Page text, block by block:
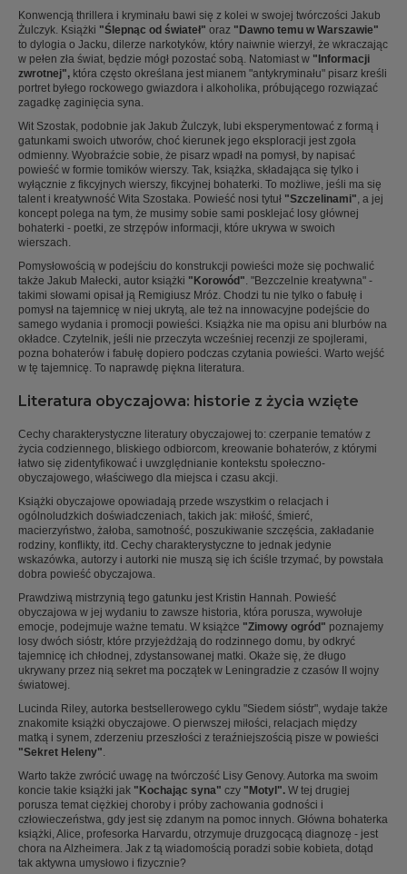
Konwencją thrillera i kryminału bawi się z kolei w swojej twórczości Jakub
Żulczyk. Książki "Ślepnąc od świateł" oraz "Dawno temu w Warszawie"
to dylogia o Jacku, dilerze narkotyków, który naiwnie wierzył, że wkraczając
w pełen zła świat, będzie mógł pozostać sobą. Natomiast w "Informacji
zwrotnej", która często określana jest mianem "antykryminału" pisarz kreśli
portret byłego rockowego gwiazdora i alkoholika, próbującego rozwiązać
zagadkę zaginięcia syna.
Wit Szostak, podobnie jak Jakub Żulczyk, lubi eksperymentować z formą i
gatunkami swoich utworów, choć kierunek jego eksploracji jest zgoła
odmienny. Wyobraźcie sobie, że pisarz wpadł na pomysł, by napisać
powieść w formie tomików wierszy. Tak, książka, składająca się tylko i
wyłącznie z fikcyjnych wierszy, fikcyjnej bohaterki. To możliwe, jeśli ma się
talent i kreatywność Wita Szostaka. Powieść nosi tytuł "Szczelinami", a jej
koncept polega na tym, że musimy sobie sami posklejać losy głównej
bohaterki - poetki, ze strzępów informacji, które ukrywa w swoich
wierszach.
Pomysłowością w podejściu do konstrukcji powieści może się pochwalić
także Jakub Małecki, autor książki "Korowód". "Bezczelnie kreatywna" -
takimi słowami opisał ją Remigiusz Mróz. Chodzi tu nie tylko o fabułę i
pomysł na tajemnicę w niej ukrytą, ale też na innowacyjne podejście do
samego wydania i promocji powieści. Książka nie ma opisu ani blurbów na
okładce. Czytelnik, jeśli nie przeczyta wcześniej recenzji ze spojlerami,
pozna bohaterów i fabułę dopiero podczas czytania powieści. Warto wejść
w tę tajemnicę. To naprawdę piękna literatura.
Literatura obyczajowa: historie z życia wzięte
Cechy charakterystyczne literatury obyczajowej to: czerpanie tematów z
życia codziennego, bliskiego odbiorcom, kreowanie bohaterów, z którymi
łatwo się zidentyfikować i uwzględnianie kontekstu społeczno-
obyczajowego, właściwego dla miejsca i czasu akcji.
Książki obyczajowe opowiadają przede wszystkim o relacjach i
ogólnoludzkich doświadczeniach, takich jak: miłość, śmierć,
macierzyństwo, żałoba, samotność, poszukiwanie szczęścia, zakładanie
rodziny, konflikty, itd. Cechy charakterystyczne to jednak jedynie
wskazówka, autorzy i autorki nie muszą się ich ściśle trzymać, by powstała
dobra powieść obyczajowa.
Prawdziwą mistrzynią tego gatunku jest Kristin Hannah. Powieść
obyczajowa w jej wydaniu to zawsze historia, która porusza, wywołuje
emocje, podejmuje ważne tematu. W książce "Zimowy ogród" poznajemy
losy dwóch sióstr, które przyjeżdżają do rodzinnego domu, by odkryć
tajemnicę ich chłodnej, zdystansowanej matki. Okaże się, że długo
ukrywany przez nią sekret ma początek w Leningradzie z czasów II wojny
światowej.
Lucinda Riley, autorka bestsellerowego cyklu "Siedem sióstr", wydaje także
znakomite książki obyczajowe. O pierwszej miłości, relacjach między
matką i synem, zderzeniu przeszłości z teraźniejszością pisze w powieści
"Sekret Heleny".
Warto także zwrócić uwagę na twórczość Lisy Genovy. Autorka ma swoim
koncie takie książki jak "Kochając syna" czy "Motyl". W tej drugiej
porusza temat ciężkiej choroby i próby zachowania godności i
człowieczeństwa, gdy jest się zdanym na pomoc innych. Główna bohaterka
książki, Alice, profesorka Harvardu, otrzymuje druzgocącą diagnozę - jest
chora na Alzheimera. Jak z tą wiadomością poradzi sobie kobieta, dotąd
tak aktywna umysłowo i fizycznie?